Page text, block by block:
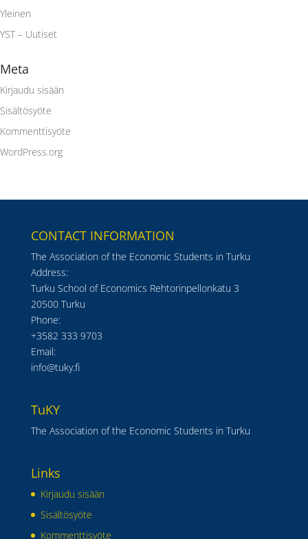
Yleinen
YST – Uutiset
Meta
Kirjaudu sisään
Sisältösyöte
Kommenttisyöte
WordPress.org
CONTACT INFORMATION
The Association of the Economic Students in Turku
Address:
Turku School of Economics Rehtorinpellonkatu 3
20500 Turku
Phone:
+3582 333 9703
Email:
info@tuky.fi
TuKY
The Association of the Economic Students in Turku
Links
Kirjaudu sisään
Sisältösyöte
Kommenttisyöte